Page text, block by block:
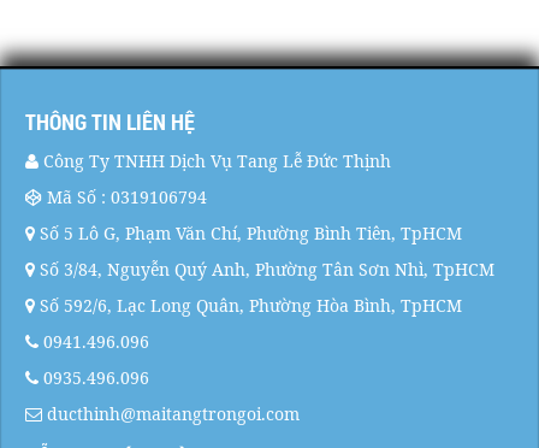
THÔNG TIN LIÊN HỆ
Công Ty TNHH Dịch Vụ Tang Lễ Đức Thịnh
Mã Số : 0319106794
Số 5 Lô G, Phạm Văn Chí, Phường Bình Tiên, TpHCM
Số 3/84, Nguyễn Quý Anh, Phường Tân Sơn Nhì, TpHCM
Số 592/6, Lạc Long Quân, Phường Hòa Bình, TpHCM
0941.496.096
0935.496.096
ducthinh@maitangtrongoi.com